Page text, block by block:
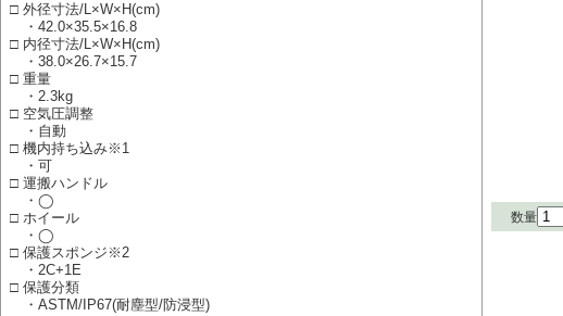
□ 外径寸法/L×W×H(cm)
・42.0×35.5×16.8
□ 内径寸法/L×W×H(cm)
・38.0×26.7×15.7
□ 重量
・2.3kg
□ 空気圧調整
・自動
□ 機内持ち込み※1
・可
□ 運搬ハンドル
・◯
□ ホイール
・◯
□ 保護スポンジ※2
・2C+1E
□ 保護分類
・ASTM/IP67(耐塵型/防浸型)
数量